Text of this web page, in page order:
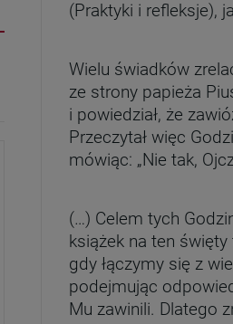
wezwań Litanii do NSPJ
29,99 zł
Cena regularna: 39,99 zł
Najniższa cena: 29,99 zł
(Praktyki i refleksje),
Wielu świadków
ze strony papieża
i powiedział, że
Przeczytał więc
mówiąc: „Nie tak,
(…) Celem tych
książek na ten
gdy łączymy się z
podejmując
Mu zawinili. Dlatego